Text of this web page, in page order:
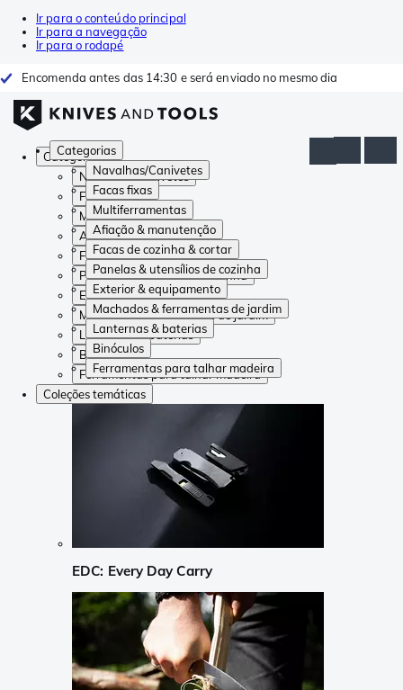
Ir para o conteúdo principal
Ir para a navegação
Ir para o rodapé
Encomenda antes das 14:30 e será enviado no mesmo dia
Categorias
Navalhas/Canivetes
Facas fixas
Multiferramentas
Afiação & manutenção
Facas de cozinha & cortar
Panelas & utensílios de cozinha
Exterior & equipamento
Machados & ferramentas de jardim
Lanternas & baterias
Binóculos
Ferramentas para talhar madeira
Categorias
Navalhas/Canivetes
Facas fixas
Multiferramentas
Afiação & manutenção
Facas de cozinha & cortar
Panelas & utensílios de cozinha
Exterior & equipamento
Machados & ferramentas de jardim
Lanternas & baterias
Binóculos
Ferramentas para talhar madeira
Coleções temáticas
EDC: Every Day Carry